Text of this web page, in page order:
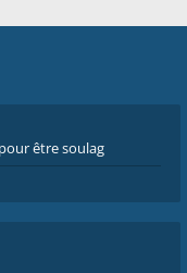
être soulag